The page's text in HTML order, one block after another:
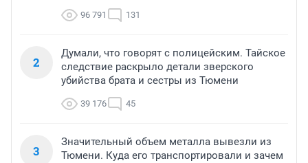
96 791 131
2
Думали, что говорят с полицейским. Тайское
следствие раскрыло детали зверского
убийства брата и сестры из Тюмени
39 176 45
3
Значительный объем металла вывезли из
Тюмени. Куда его транспортировали и зачем